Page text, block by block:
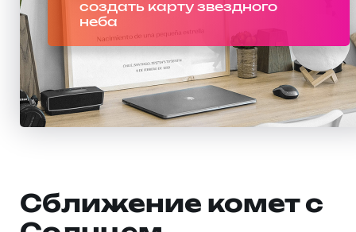
создать карту звездного
неба
Сближение комет с